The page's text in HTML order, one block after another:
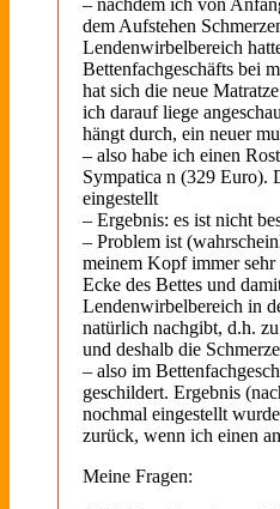
dem Aufstehen
Lendenwirbelbereich
Bettenfachgeschäfts bei
hat sich die neue
ich darauf liege
hängt durch, ein neuer
– also habe ich einen
Sympatica n (329 Euro).
eingestellt
– Ergebnis: es ist nicht
– Problem ist
meinem Kopf immer
Ecke des Bettes und
Lendenwirbelbereich in
natürlich nachgibt, d.h.
und deshalb die
– also im
geschildert. Ergebnis
nochmal eingestellt
zurück, wenn ich einen
Meine Fragen: